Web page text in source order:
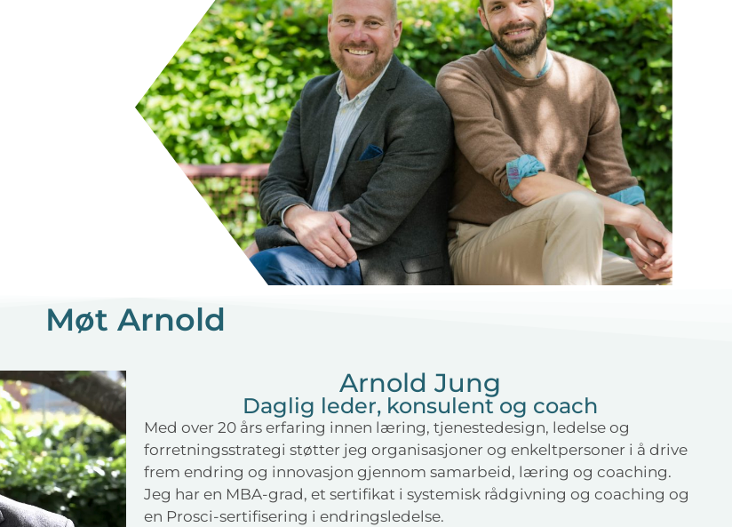
Møt Arnold
Arnold Jung
Daglig leder, konsulent og coach
Med over 20 års erfaring innen læring, tjenestedesign, ledelse og
forretningsstrategi støtter jeg organisasjoner og enkeltpersoner i å drive
frem endring og innovasjon gjennom samarbeid, læring og coaching.
Jeg har en MBA-grad, et sertifikat i systemisk rådgivning og coaching og
en Prosci-sertifisering i endringsledelse.